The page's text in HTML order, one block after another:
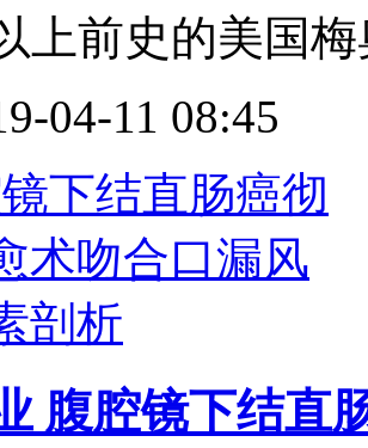
上前史的美国
04-11 08:45
腹腔镜下结直